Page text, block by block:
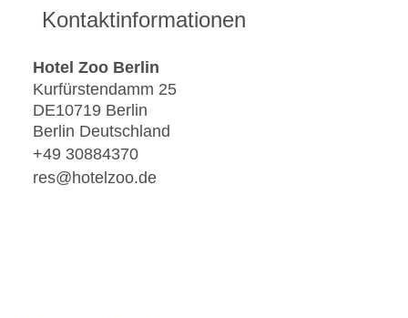
Kontaktinformationen
Hotel Zoo Berlin
Kurfürstendamm 25
DE10719 Berlin
Berlin Deutschland
+49 30884370
res@hotelzoo.de